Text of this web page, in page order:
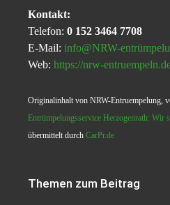
Kontakt:
Telefon: 0 152 3464 7708
E-Mail: info@NRW-
Web: https://nrw-
Originalinhalt von NRW-Entruempelung,
Entrümpelungsservice Herzogenrath: Wir
übermittelt durch CarPr.de
Themen zum Beitrag